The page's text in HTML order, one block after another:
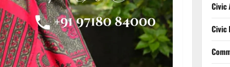
Civic
Civic